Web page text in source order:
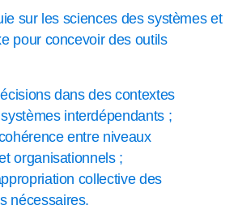
sur les sciences des systèmes et
pour concevoir des outils
dans des contextes
interdépendants ;
entre niveaux
organisationnels ;
collective des
nécessaires.